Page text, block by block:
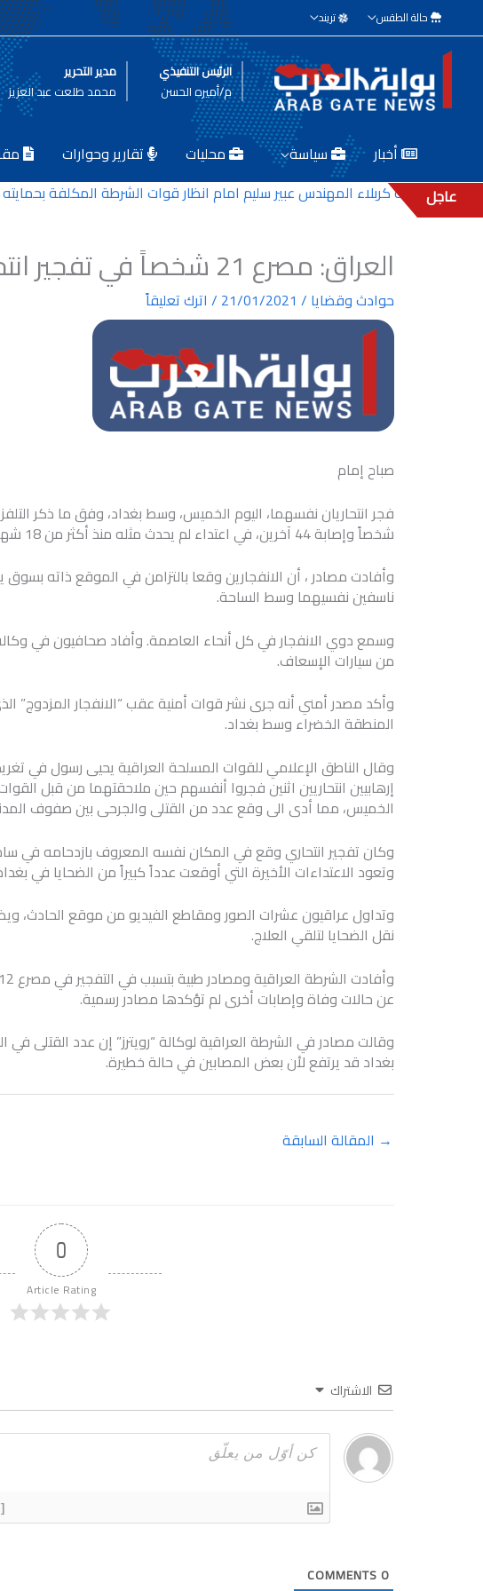
إلى
المحتوى
حالة الطقس تريند
الرئيس التنفيذي
م/أميره الحسن
مدير التحرير
محمد طلعت عبد العزيز
أخبار سياسة محليات تقارير وحوارات
عاجل
بلدية كربلاء المهندس عبير سليم امام انظار قوات الشرطة المكلفة بحمايته
العراق: مصرع 21 شخصاً في تفجير انتحاري بساحة الطيران
حوادث وقضايا /
21/01/2021
/ اترك تعليقاً
صباح إمام
شخصاً وإصابة 44 آخرين، في اعتداء لم يحدث مثله منذ أكثر من 18 شهراً في العاصمة العراقية.
وأفادت مصادر ، أن الانفجارين وقعا بالتزامن في الموقع ذاته بسوق
ناسفين نفسيهما وسط الساحة.
وسمع دوي الانفجار في كل أنحاء العاصمة. وأفاد صحافيون في
من سيارات الإسعاف.
وأكد مصدر أمني أنه جرى نشر قوات أمنية عقب “الانفجار المزدوج”
المنطقة الخضراء وسط بغداد.
وقال الناطق الإعلامي للقوات المسلحة العراقية يحيى رسول في
إرهابيين انتحاريين اثنين فجروا أنفسهم حين ملاحقتهما من قبل
الخميس، مما أدى الى وقع عدد من القتلى والجرحى بين صفوف
وتعود الاعتداءات الأخيرة التي أوقعت عدداً كبيراً من الضحايا في بغداد إلى
وتداول عراقيون عشرات الصور ومقاطع الفيديو من موقع الحادث،
نقل الضحايا لتلقي العلاج.
عن حالات وفاة وإصابات أخرى لم تؤكدها مصادر رسمية.
وقالت مصادر في الشرطة العراقية لوكالة “رويترز” إن عدد
بغداد قد يرتفع لأن بعض المصابين في حالة خطيرة.
→ المقالة السابقة
0
Article Rating
الاشتراك
0